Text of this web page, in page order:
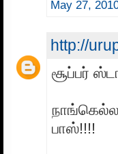
May 27,
http://
சூப்பர்
பாஸ்!!!!